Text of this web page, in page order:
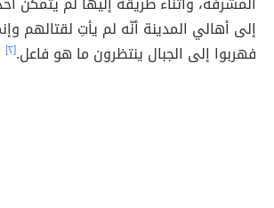
إلى أهالي المدينة أنّه لم يأتِ لقتالهم
فهربوا إلى الجبال ينتظرون ما هو فاعل.[٢]